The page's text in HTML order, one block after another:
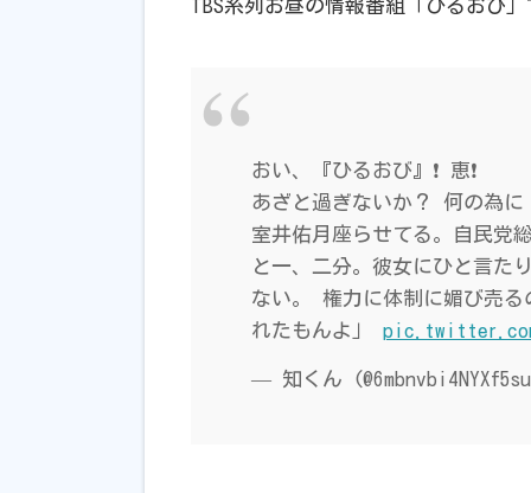
TBS系列お昼の情報番組「ひるおび
おい、『ひるおび』❗️ 恵❗️
あざと過ぎないか？ 何の為に
室井佑月座らせてる。自民党
と一、二分。彼女にひと言た
ない。 権力に体制に媚び売る
れたもんよ」
— 知くん